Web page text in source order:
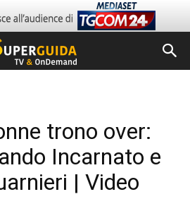
trono over:
Incarnato e
| Video